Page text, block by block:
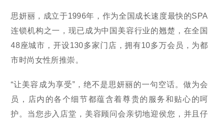
思妍丽，成立于1996年，作为全国成长速度最快的SPA
连锁机构之一，现已成为中国美容行业的翘楚，在全国
48座城市，开设130多家门店，拥有10多万会员，为都
市时尚女性所推崇。
“让美容成为享受”，绝不是思妍丽的一句空话。做为会
员，店内的各个细节都蕴含着尊贵的服务和贴心的呵
护。当您步入店堂，美容顾问会亲切地迎侯您，并且仔